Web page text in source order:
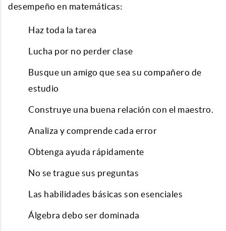
desempeño en matemáticas:
Haz toda la tarea
Lucha por no perder clase
Busque un amigo que sea su compañero de
estudio
Construye una buena relación con el maestro.
Analiza y comprende cada error
Obtenga ayuda rápidamente
No se trague sus preguntas
Las habilidades básicas son esenciales
Álgebra debo ser dominada